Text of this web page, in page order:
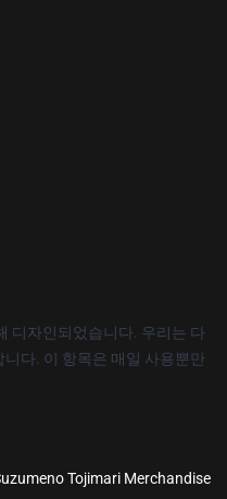
디자인되었습니다. 우리는 다
다. 이 항목은 매일 사용뿐만
Tojimari Merchandise